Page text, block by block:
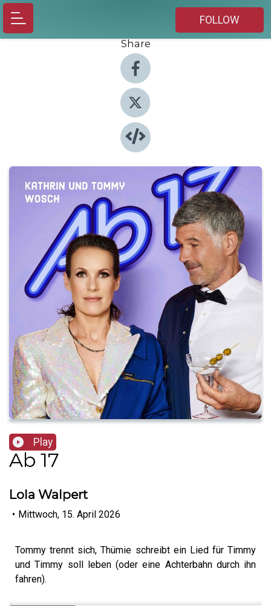
FOLLOW
Share
Play
Ab 17
Lola Walpert
• Mittwoch, 15. April 2026
Tommy trennt sich, Thümie schreibt ein Lied für Timmy
und Timmy soll leben (oder eine Achterbahn durch ihn
fahren).